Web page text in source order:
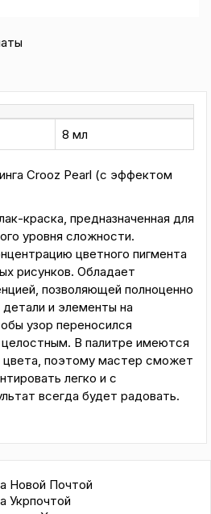
8 мл
Crooz Pearl (с эффектом
краска, предназначенная для
уровня сложности.
цветного пигмента
рисунков. Обладает
позволяющей полноценно
и элементы на
узор переносился
В палитре имеются
цвета, поэтому мастер сможет
легко и с
всегда будет радовать.
Новой Почтой
Укрпочтой